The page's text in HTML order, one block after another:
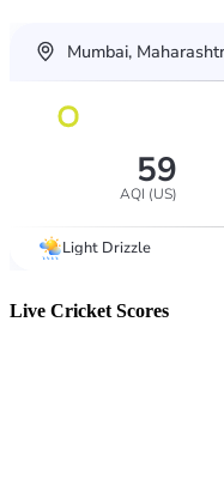
Live Cricket Scores